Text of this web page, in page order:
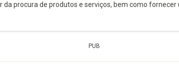
procura de produtos e serviços, bem como
PUB